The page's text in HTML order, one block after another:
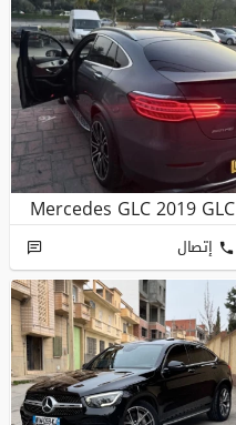
Mercedes GLC 2019 GLC
إتصال